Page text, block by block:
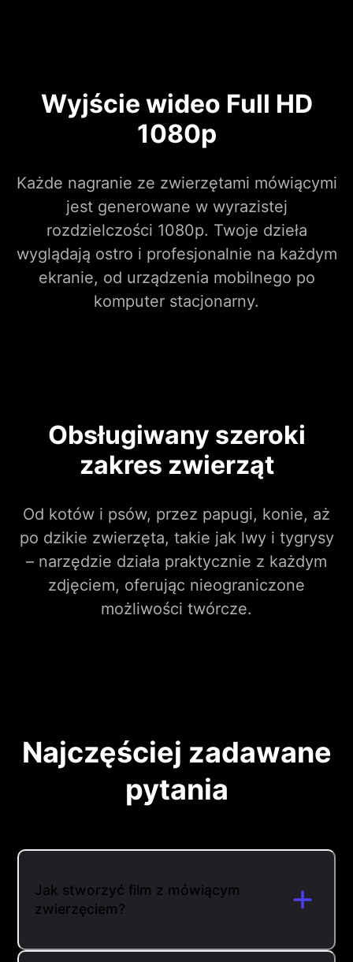
Wyjście wideo Full HD
1080p
Każde nagranie ze zwierzętami mówiącymi
jest generowane w wyrazistej
rozdzielczości 1080p. Twoje dzieła
wyglądają ostro i profesjonalnie na każdym
ekranie, od urządzenia mobilnego po
komputer stacjonarny.
Obsługiwany szeroki
zakres zwierząt
Od kotów i psów, przez papugi, konie, aż
po dzikie zwierzęta, takie jak lwy i tygrysy
– narzędzie działa praktycznie z każdym
zdjęciem, oferując nieograniczone
możliwości twórcze.
Najczęściej zadawane
pytania
Jak stworzyć film z mówiącym
zwierzęciem?